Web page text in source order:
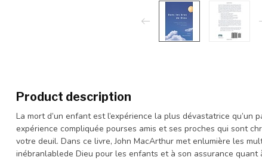
Product description
La mort d’un enfant est l’expérience la plus dévastatrice qu’un
expérience compliquée pourses amis et ses proches qui sont
votre deuil. Dans ce livre, John MacArthur met enlumière les
inébranlablede Dieu pour les enfants et à son assurance